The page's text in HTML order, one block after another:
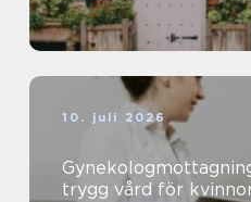
10. juli 2026
trygg vård för